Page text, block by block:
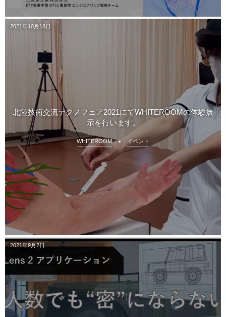
2021年10月18日
北陸技術交流テクノフェア2021にてWHITEROOMの体験展
示を行います。
WHITEROOM イベント
2021年9月2日